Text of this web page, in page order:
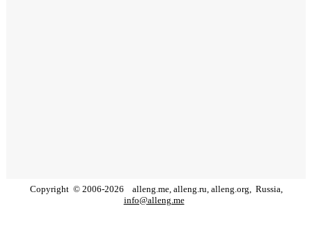
Copyright © 2006-2026 alleng.me, alleng.ru, alleng.org, Russia,
info@alleng.me